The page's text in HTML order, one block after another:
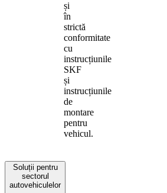
și
în
strictă
conformitate
cu
instrucțiunile
SKF
și
instrucțiunile
de
montare
pentru
vehicul.
Soluții pentru
sectorul
autovehiculelor